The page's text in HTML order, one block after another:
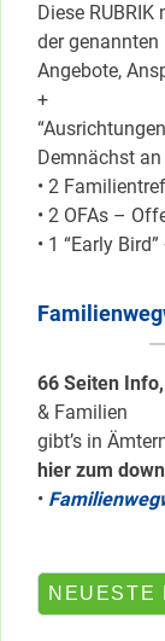
Diese RUBRIK
der genannten
Angebote,
+
Demnächst an
• 2
• 2 OFAs –
• 1 “Early
66 Seiten
& Familien
gibt’s in
hier zum
•
NEUESTE